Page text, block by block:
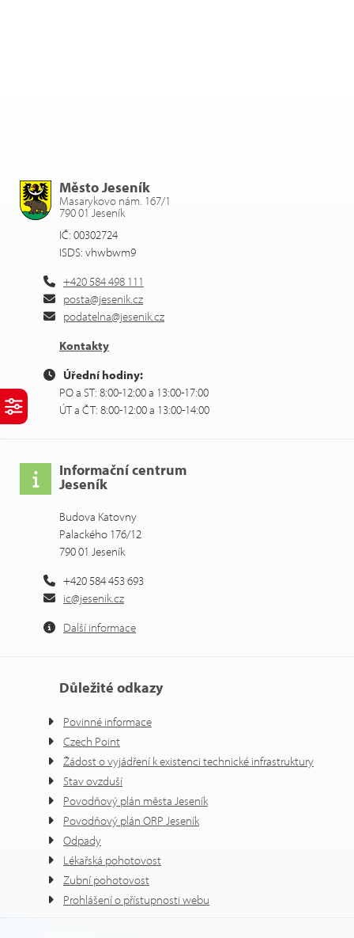
Město Jeseník
Masarykovo nám. 167/1
790 01 Jeseník
IČ: 00302724
ISDS: vhwbwm9
+420 584 498 111
posta@jesenik.cz
podatelna@jesenik.cz
Kontakty
Úřední hodiny:
PO a ST: 8:00-12:00 a 13:00-17:00
ÚT a ČT: 8:00-12:00 a 13:00-14:00
Informační centrum
Jeseník
Budova Katovny
Palackého 176/12
790 01 Jeseník
+420 584 453 693
ic@jesenik.cz
Další informace
Důležité odkazy
Povinné informace
Czech Point
Žádost o vyjádření k existenci technické infrastruktury
Stav ovzduší
Povodňový plán města Jeseník
Povodňový plán ORP Jeseník
Odpady
Lékařská pohotovost
Zubní pohotovost
Prohlášení o přístupnosti webu